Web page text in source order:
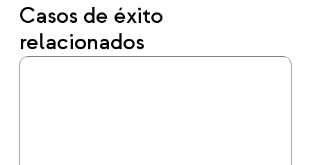
Casos de éxito
relacionados